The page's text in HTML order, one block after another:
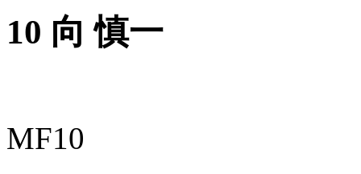
10 向 慎一
MF10